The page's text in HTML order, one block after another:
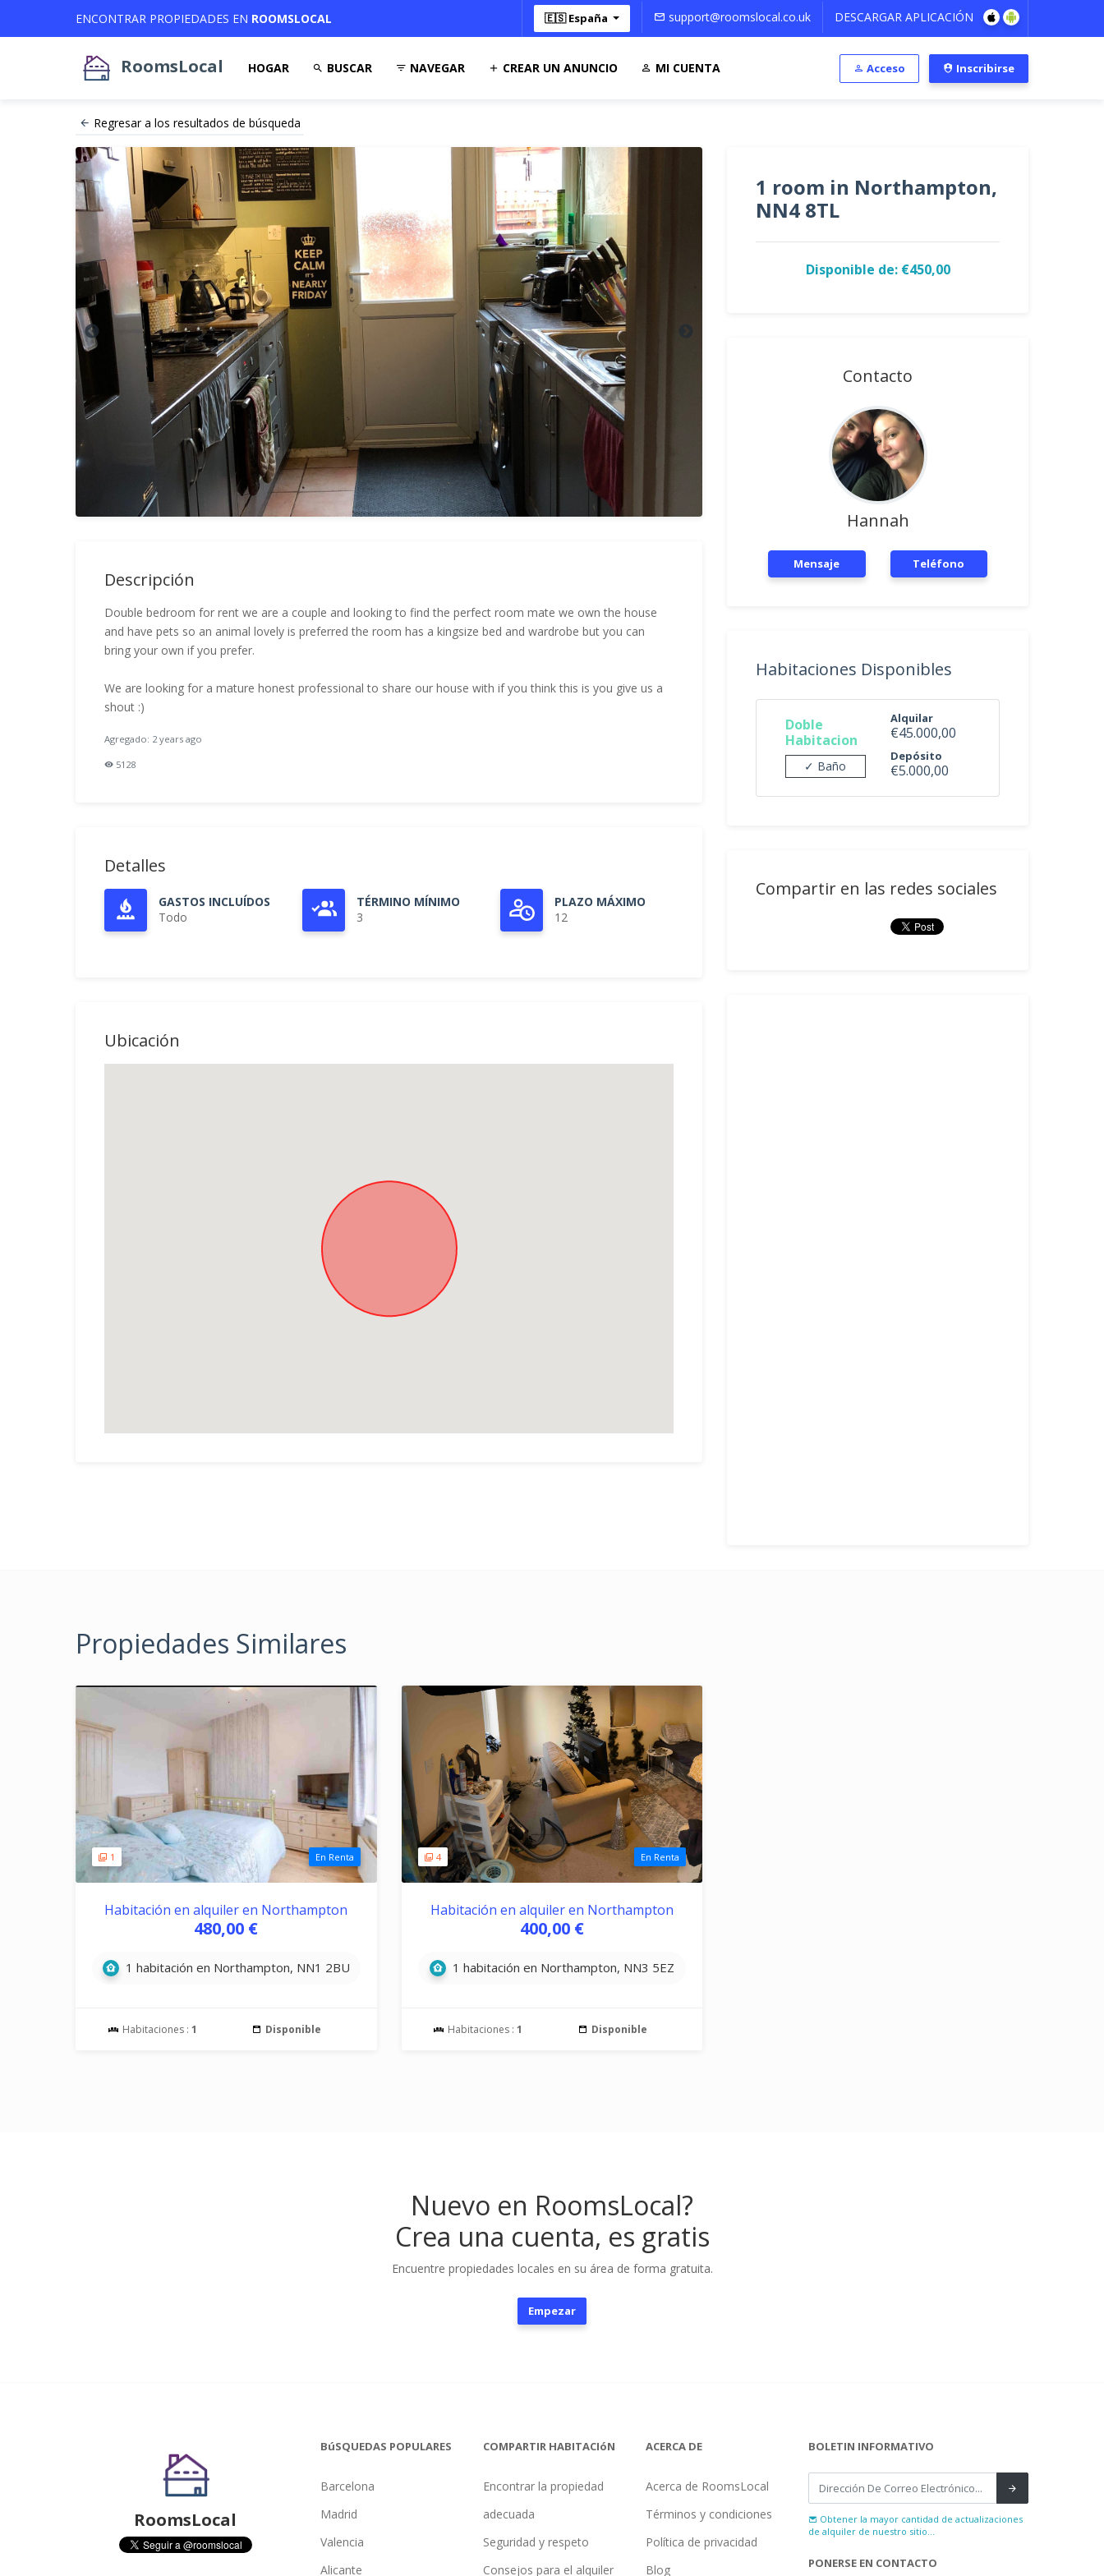
ENCONTRAR PROPIEDADES EN ROOMSLOCAL 🇪🇸 España support@roomslocal.co.uk DESCARGAR APLICACIÓN
RoomsLocal HOGAR BUSCAR NAVEGAR CREAR UN ANUNCIO MI CUENTA Acceso Inscribirse
Regresar a los resultados de búsqueda
Descripción
Double bedroom for rent we are a couple and looking to find the perfect room mate we own the house
and have pets so an animal lovely is preferred the room has a kingsize bed and wardrobe but you can
bring your own if you prefer.
We are looking for a mature honest professional to share our house with if you think this is you give us a
shout :)
Agregado: 2 years ago
5128
Detalles
GASTOS INCLUÍDOS
Todo
TÉRMINO MÍNIMO
3
PLAZO MÁXIMO
12
Ubicación
1 room in Northampton,
NN4 8TL
Disponible de: €450,00
Contacto
Hannah
Mensaje Teléfono
Habitaciones Disponibles
Doble
Habitacion
✓ Baño
Alquilar
€45.000,00
Depósito
€5.000,00
Compartir en las redes sociales
Propiedades Similares
1 En Renta
Habitación en alquiler en Northampton
480,00 €
1 habitación en Northampton, NN1 2BU
Habitaciones : 1 Disponible
4 En Renta
Habitación en alquiler en Northampton
400,00 €
1 habitación en Northampton, NN3 5EZ
Habitaciones :1 Disponible
Nuevo en RoomsLocal?
Crea una cuenta, es gratis
Encuentre propiedades locales en su área de forma gratuita.
Empezar
RoomsLocal
BúSQUEDAS POPULARES
Barcelona
Madrid
Valencia
Alicante
COMPARTIR HABITACIóN
Encontrar la propiedad
adecuada
Seguridad y respeto
Consejos para el alquiler
ACERCA DE
Acerca de RoomsLocal
Términos y condiciones
Política de privacidad
Blog
BOLETIN INFORMATIVO
Obtener la mayor cantidad de actualizaciones
de alquiler de nuestro sitio...
PONERSE EN CONTACTO